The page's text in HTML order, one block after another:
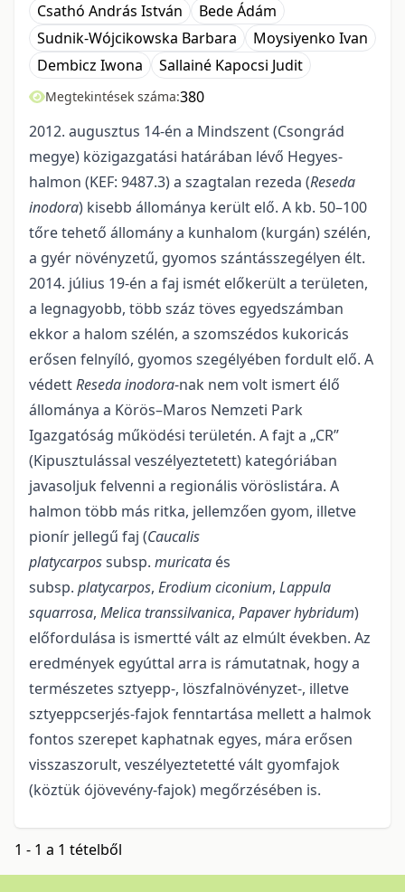
Csathó András István
Bede Ádám
Sudnik-Wójcikowska Barbara
Moysiyenko Ivan
Dembicz Iwona
Sallainé Kapocsi Judit
Megtekintések száma:380
2012. augusztus 14-én a Mindszent (Csongrád
megye) közigazgatási határában lévő Hegyes-
halmon (KEF: 9487.3) a szagtalan rezeda (Reseda
inodora) kisebb állománya került elő. A kb. 50–100
tőre tehető állomány a kunhalom (kurgán) szélén,
a gyér növényzetű, gyomos szántásszegélyen élt.
2014. július 19-én a faj ismét előkerült a területen,
a legnagyobb, több száz töves egyedszámban
ekkor a halom szélén, a szomszédos kukoricás
erősen felnyíló, gyomos szegélyében fordult elő. A
védettReseda inodora-nak nem volt ismert élő
állománya a Körös–Maros Nemzeti Park
Igazgatóság működési területén. A fajt a „CR”
(Kipusztulással veszélyeztetett) kategóriában
javasoljuk felvenni a regionális vöröslistára. A
halmon több más ritka, jellemzően gyom, illetve
pionír jellegű faj (Caucalis
platycarpossubsp. muricata és
subsp. platycarpos, Erodium ciconium, Lappula
squarrosa, Melica transsilvanica, Papaver hybridum)
előfordulása is ismertté vált az elmúlt években. Az
eredmények egyúttal arra is rámutatnak, hogy a
természetes sztyepp-, löszfalnövényzet-, illetve
sztyeppcserjés-fajok fenntartása mellett a halmok
fontos szerepet kaphatnak egyes, mára erősen
visszaszorult, veszélyeztetetté vált gyomfajok
(köztük ójövevény-fajok) megőrzésében is.
1 - 1 a 1 tételből